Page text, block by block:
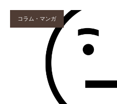
コラム・マンガ